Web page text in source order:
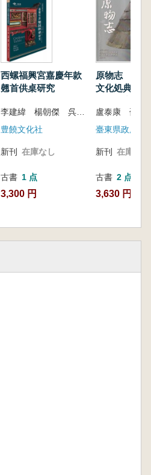
西螺福興宮嘉慶年款
翹首供桌研究
豊饒文化社
新刊 在庫なし
古書 1 点
3,300 円
原物志 臺東
文化処典蔵
篇)
盧泰康 邵慶
臺東県政府文
新刊 在庫なし
古書 2 点
3,630 円~